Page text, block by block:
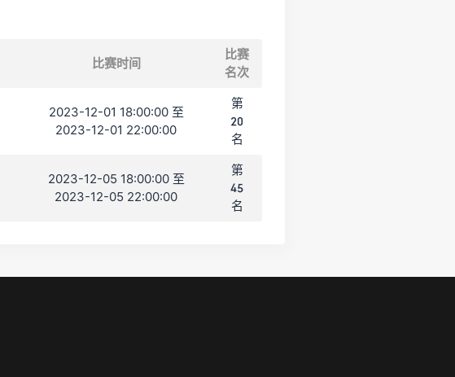
比赛时间
比赛
名次
2023-12-01 18:00:00 至
2023-12-01 22:00:00
第
20
名
2023-12-05 18:00:00 至
2023-12-05 22:00:00
第
45
名